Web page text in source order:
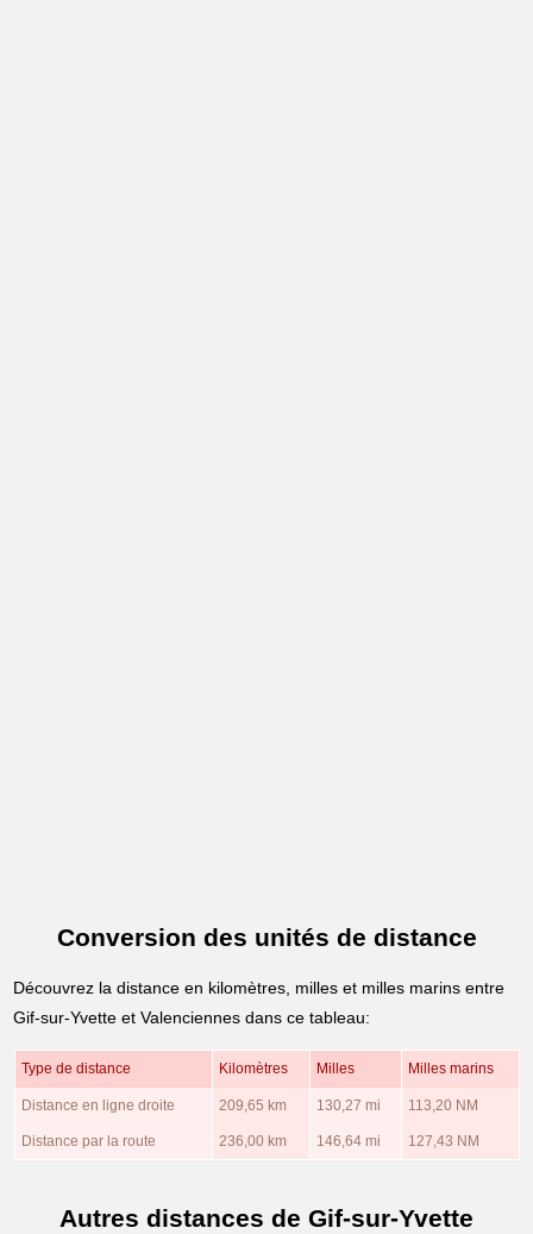
Conversion des unités de distance
Découvrez la distance en kilomètres, milles et milles marins entre
Gif-sur-Yvette et Valenciennes dans ce tableau:
Type de distance Kilomètres Milles Milles marins
Distance en ligne droite 209,65 km 130,27 mi 113,20 NM
Distance par la route 236,00 km 146,64 mi 127,43 NM
Autres distances de Gif-sur-Yvette